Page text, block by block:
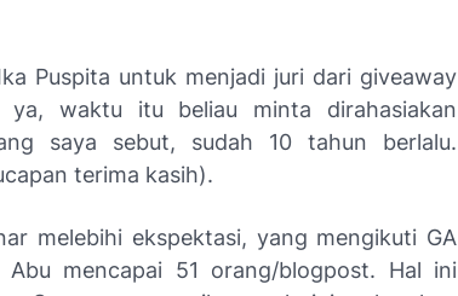
Puspita untuk menjadi juri dari giveaway
waktu itu beliau minta dirahasiakan
saya sebut, sudah 10 tahun berlalu.
terima kasih).
melebihi ekspektasi, yang mengikuti GA
mencapai 51 orang/blogpost. Hal ini